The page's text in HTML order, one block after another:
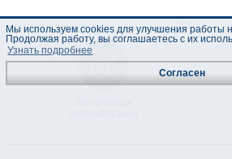
Мы используем cookies для улучшения работы
Продолжая работу, вы соглашаетесь с их
Узнать подробнее
Согласен